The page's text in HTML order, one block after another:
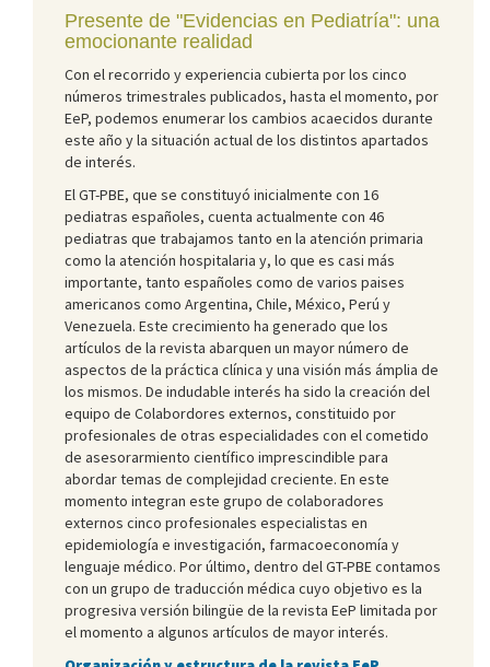
Presente de "Evidencias en Pediatría": una
emocionante realidad
Con el recorrido y experiencia cubierta por los cinco
números trimestrales publicados, hasta el momento, por
EeP, podemos enumerar los cambios acaecidos durante
este año y la situación actual de los distintos apartados
de interés.
El GT-PBE, que se constituyó inicialmente con 16
pediatras españoles, cuenta actualmente con 46
pediatras que trabajamos tanto en la atención primaria
como la atención hospitalaria y, lo que es casi más
importante, tanto españoles como de varios paises
americanos como Argentina, Chile, México, Perú y
Venezuela. Este crecimiento ha generado que los
artículos de la revista abarquen un mayor número de
aspectos de la práctica clínica y una visión más ámplia de
los mismos. De indudable interés ha sido la creación del
equipo de Colabordores externos, constituido por
profesionales de otras especialidades con el cometido
de asesorarmiento científico imprescindible para
abordar temas de complejidad creciente. En este
momento integran este grupo de colaboradores
externos cinco profesionales especialistas en
epidemiología e investigación, farmacoeconomía y
lenguaje médico. Por último, dentro del GT-PBE contamos
con un grupo de traducción médica cuyo objetivo es la
progresiva versión bilingüe de la revista EeP limitada por
el momento a algunos artículos de mayor interés.